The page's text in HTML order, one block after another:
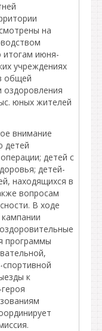
на
итогам июня-
учреждениях
общей
юных жителей
внимание
детей
детей с
детей-
находящихся в
вопросам
В ходе
программы
к